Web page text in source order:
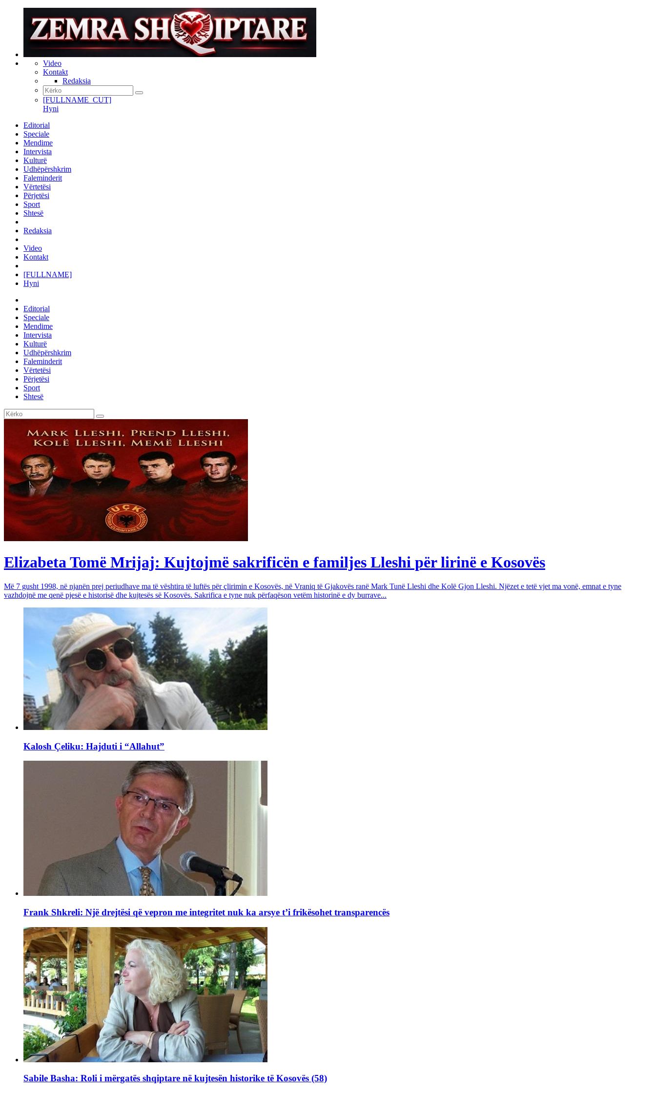
Video
Kontakt
Redaksia
[FULLNAME_CUT]
Hyni
Editorial
Speciale
Mendime
Intervista
Kulturë
Udhëpërshkrim
Faleminderit
Vërtetësi
Përjetësi
Sport
Shtesë
Redaksia
Video
Kontakt
[FULLNAME]
Hyni
Editorial
Speciale
Mendime
Intervista
Kulturë
Udhëpërshkrim
Faleminderit
Vërtetësi
Përjetësi
Sport
Shtesë
Elizabeta Tomë Mrijaj: Kujtojmë sakrificën e familjes Lleshi për lirinë e Kosovës
Më 7 gusht 1998, në njanën prej periudhave ma të vështira të luftës për çlirimin e Kosovës, në Vraniq të Gjakovës ranë Mark Tunë Lleshi dhe Kolë Gjon Lleshi. Njëzet e tetë vjet ma vonë, emnat e tyne
vazhdojnë me qenë pjesë e historisë dhe kujtesës së Kosovës. Sakrifica e tyne nuk përfaqëson vetëm historinë e dy burrave...
Kalosh Çeliku: Hajduti i “Allahut”
Frank Shkreli: Një drejtësi që vepron me integritet nuk ka arsye t’i frikësohet transparencës
Sabile Basha: Roli i mërgatës shqiptare në kujtesën historike të Kosovës (58)